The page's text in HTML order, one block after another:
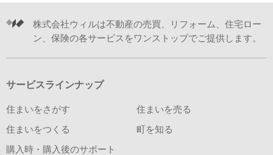
株式会社ウィルは不動産の売買、リフォーム、住宅ロー
ン、保険の各サービスをワンストップでご提供します。
サービスラインナップ
住まいをさがす 住まいを売る
住まいをつくる 町を知る
購入時・購入後のサポート